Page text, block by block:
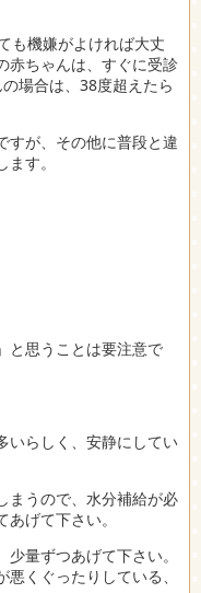
も機嫌がよければ大丈
赤ちゃんは、すぐに受診
場合は、38度超えたら
すが、その他に普段と違
す。
と思うことは要注意で
いらしく、安静にしてい
まうので、水分補給が必
げて下さい。
量ずつあげて下さい。
くぐったりしている、